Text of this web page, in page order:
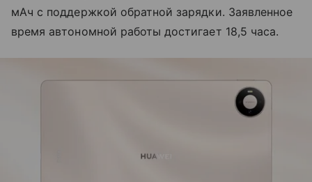
мАч с поддержкой обратной зарядки. Заявленное
время автономной работы достигает 18,5 часа.